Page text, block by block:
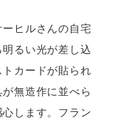
ヒルさんの自宅
るい光が差し込
カードが貼られ
無造作に並べら
します。フラン